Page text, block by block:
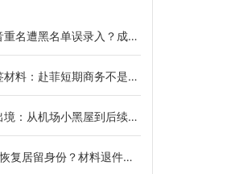
误录入？成因、核验与正规解决办法
赴菲短期商务不是旅游签那一套
场小黑屋到后续洗黑的全链路复盘
份？材料退件后正确重新递交方式